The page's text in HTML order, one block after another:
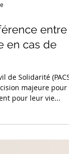
entre
en cas de
de Solidarité (PACS)